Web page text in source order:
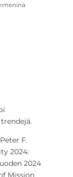
F.
2024:
2024
Mission